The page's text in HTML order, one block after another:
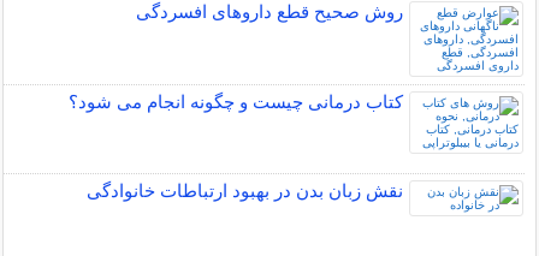
روش صحیح قطع داروهای افسردگی
کتاب درمانی چیست و چگونه انجام می شود؟
نقش زبان بدن در بهبود ارتباطات خانوادگی